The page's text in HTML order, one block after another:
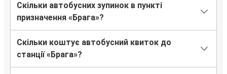
Скільки автобусних зупинок в пункті
призначення «Брага»?
Скільки коштує автобусний квиток до
станції «Брага»?